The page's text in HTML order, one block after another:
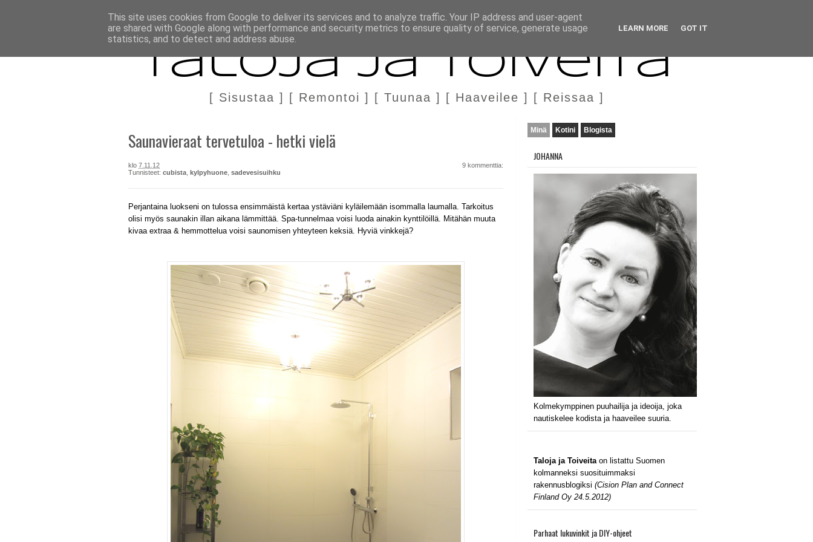
BLOGI TÄÄLTÄ KANNATTAA OSTAA DIY IN ENGLISH MARKKINOINTI & YHTEISTYÖ
Taloja ja Toiveita
[ Sisustaa ] [ Remontoi ] [ Tuunaa ] [ Haaveilee ] [ Reissaa ]
Saunavieraat tervetuloa - hetki vielä
klo 7.11.12
9 kommenttia:
Tunnisteet: cubista kylpyhuone sadevesisuihku
Perjantaina luokseni on tulossa ensimmäistä kertaa ystäviäni kyläilemään isommalla laumalla. Tarkoitus
olisi myös saunakin illan aikana lämmittää. Spa-tunnelmaa voisi luoda ainakin kynttilöillä. Mitähän muuta
kivaa extraa & hemmottelua voisi saunomisen yhteyteen keksiä. Hyviä vinkkejä?
Minä Kotini Blogista
JOHANNA
Kolmekymppinen puuhailija ja ideoija, joka
nautiskelee kodista ja haaveilee suuria.
Taloja ja Toiveitaon listattu Suomen
kolmanneksi suosituimmaksi
rakennusblogiksi (Cision Plan and Connect
Finland Oy 24.5.2012)
Parhaat lukuvinkit ja DIY-ohjeet
This site uses cookies from Google to deliver its services and to analyze traffic. Your IP address and user-agent
are shared with Google along with performance and security metrics to ensure quality of service, generate usage
statistics, and to detect and address abuse.
LEARN MORE GOT IT